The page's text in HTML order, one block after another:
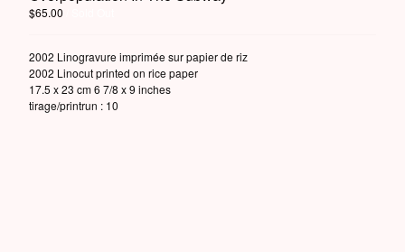
$65.00
2002 Linogravure imprimée sur papier de riz
2002 Linocut printed on rice paper
17.5 x 23 cm 6 7/8 x 9 inches
tirage/printrun : 10